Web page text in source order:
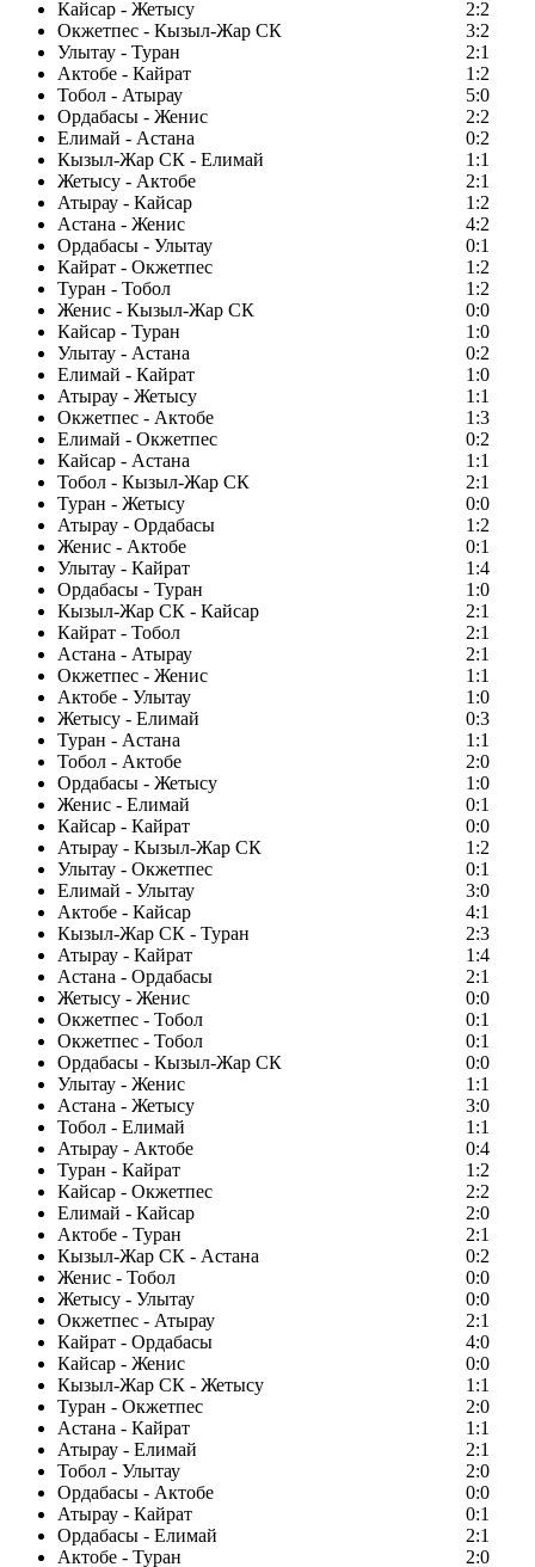
Кайсар - Жетысу
2:2
Окжетпес - Кызыл-Жар СК
3:2
Улытау - Туран
2:1
Актобе - Кайрат
1:2
Тобол - Атырау
5:0
Ордабасы - Женис
2:2
Елимай - Астана
0:2
Кызыл-Жар СК - Елимай
1:1
Жетысу - Актобе
2:1
Атырау - Кайсар
1:2
Астана - Женис
4:2
Ордабасы - Улытау
0:1
Кайрат - Окжетпес
1:2
Туран - Тобол
1:2
Женис - Кызыл-Жар СК
0:0
Кайсар - Туран
1:0
Улытау - Астана
0:2
Елимай - Кайрат
1:0
Атырау - Жетысу
1:1
Окжетпес - Актобе
1:3
Елимай - Окжетпес
0:2
Кайсар - Астана
1:1
Тобол - Кызыл-Жар СК
2:1
Туран - Жетысу
0:0
Атырау - Ордабасы
1:2
Женис - Актобе
0:1
Улытау - Кайрат
1:4
Ордабасы - Туран
1:0
Кызыл-Жар СК - Кайсар
2:1
Кайрат - Тобол
2:1
Астана - Атырау
2:1
Окжетпес - Женис
1:1
Актобе - Улытау
1:0
Жетысу - Елимай
0:3
Туран - Астана
1:1
Тобол - Актобе
2:0
Ордабасы - Жетысу
1:0
Женис - Елимай
0:1
Кайсар - Кайрат
0:0
Атырау - Кызыл-Жар СК
1:2
Улытау - Окжетпес
0:1
Елимай - Улытау
3:0
Актобе - Кайсар
4:1
Кызыл-Жар СК - Туран
2:3
Атырау - Кайрат
1:4
Астана - Ордабасы
2:1
Жетысу - Женис
0:0
Окжетпес - Тобол
0:1
Окжетпес - Тобол
0:1
Ордабасы - Кызыл-Жар СК
0:0
Улытау - Женис
1:1
Астана - Жетысу
3:0
Тобол - Елимай
1:1
Атырау - Актобе
0:4
Туран - Кайрат
1:2
Кайсар - Окжетпес
2:2
Елимай - Кайсар
2:0
Актобе - Туран
2:1
Кызыл-Жар СК - Астана
0:2
Женис - Тобол
0:0
Жетысу - Улытау
0:0
Окжетпес - Атырау
2:1
Кайрат - Ордабасы
4:0
Кайсар - Женис
0:0
Кызыл-Жар СК - Жетысу
1:1
Туран - Окжетпес
2:0
Астана - Кайрат
1:1
Атырау - Елимай
2:1
Тобол - Улытау
2:0
Ордабасы - Актобе
0:0
Атырау - Кайрат
0:1
Ордабасы - Елимай
2:1
Актобе - Туран
2:0